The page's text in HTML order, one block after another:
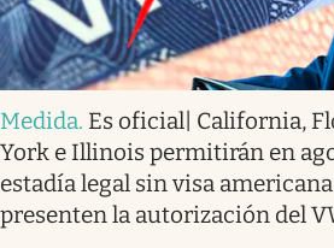
Medida. Es oficial| California,
York e Illinois permitirán en
estadía legal sin visa
presenten la autorización del